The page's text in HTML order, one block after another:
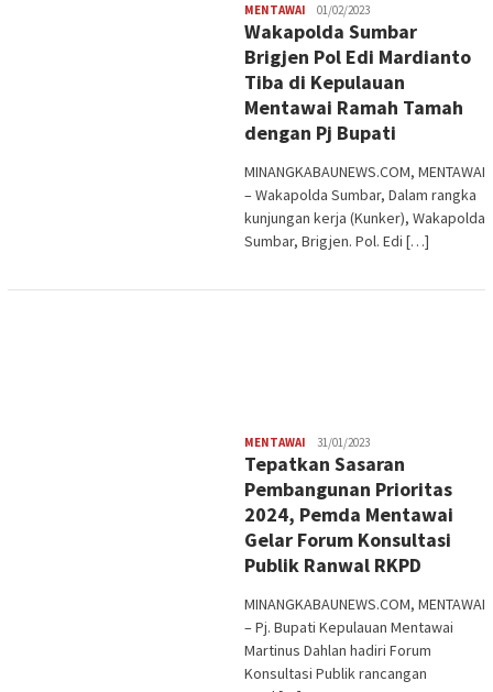
MENTAWAI Redaksi
01/02/2023
Wakapolda Sumbar
Brigjen Pol Edi Mardianto
Tiba di Kepulauan
Mentawai Ramah Tamah
dengan Pj Bupati
MINANGKABAUNEWS.COM, MENTAWAI
– Wakapolda Sumbar, Dalam rangka
kunjungan kerja (Kunker), Wakapolda
Sumbar, Brigjen. Pol. Edi […]
MENTAWAI Redaksi
31/01/2023
Tepatkan Sasaran
Pembangunan Prioritas
2024, Pemda Mentawai
Gelar Forum Konsultasi
Publik Ranwal RKPD
MINANGKABAUNEWS.COM, MENTAWAI
– Pj. Bupati Kepulauan Mentawai
Martinus Dahlan hadiri Forum
Konsultasi Publik rancangan